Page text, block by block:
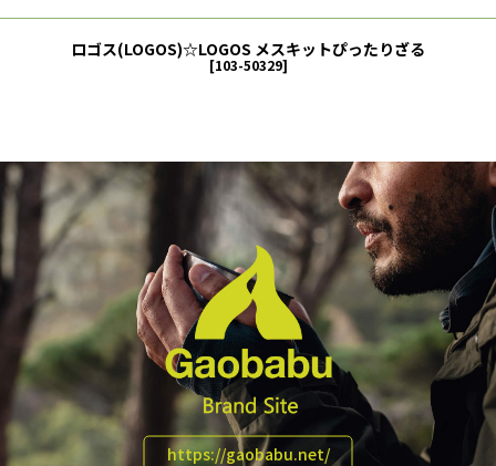
ロゴス(LOGOS)☆LOGOS メスキットぴったりざる
[103-50329]
https://gaobabu.net/